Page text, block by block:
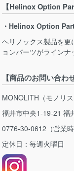
【Helinox Option
・Helinox Option
ヘリノックス製品を
ョンパーツがラインナ
【商品のお問い合わ
MONOLITH（モノリス
福井市中央1-19-21 福
0776-30-0612（営業
定休日：毎週火曜日